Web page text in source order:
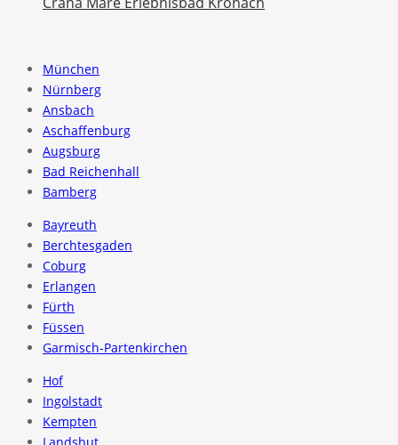
München
Nürnberg
Ansbach
Aschaffenburg
Augsburg
Bad Reichenhall
Bamberg
Bayreuth
Berchtesgaden
Coburg
Erlangen
Fürth
Füssen
Garmisch-Partenkirchen
Hof
Ingolstadt
Kempten